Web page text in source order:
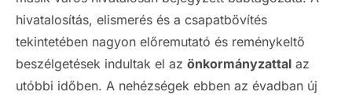
hivatalosítás, elismerés és a csapatbővítés
tekintetében nagyon előremutató és reménykeltő
beszélgetések indultak el az önkormányzattal az
utóbbi időben. A nehézségek ebben az évadban új